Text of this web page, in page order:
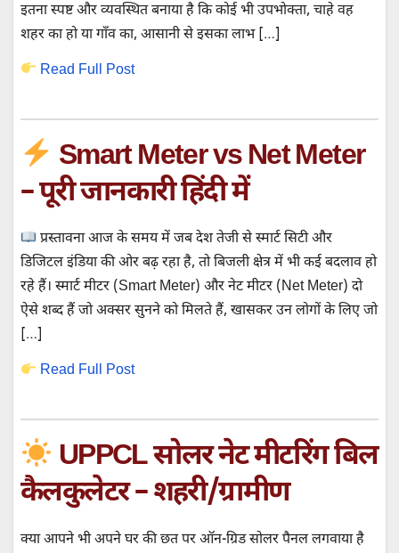
इतना स्पष्ट और व्यवस्थित बनाया है कि कोई भी उपभोक्ता, चाहे वह
शहर का हो या गाँव का, आसानी से इसका लाभ […]
Read Full Post
Smart Meter vs Net Meter
– पूरी जानकारी हिंदी में
प्रस्तावना आज के समय में जब देश तेजी से स्मार्ट सिटी और
डिजिटल इंडिया की ओर बढ़ रहा है, तो बिजली क्षेत्र में भी कई बदलाव हो
रहे हैं। स्मार्ट मीटर (Smart Meter) और नेट मीटर (Net Meter) दो
ऐसे शब्द हैं जो अक्सर सुनने को मिलते हैं, खासकर उन लोगों के लिए जो
[…]
Read Full Post
UPPCL सोलर नेट मीटरिंग बिल
कैलकुलेटर – शहरी/ग्रामीण
क्या आपने भी अपने घर की छत पर ऑन-ग्रिड सोलर पैनल लगवाया है